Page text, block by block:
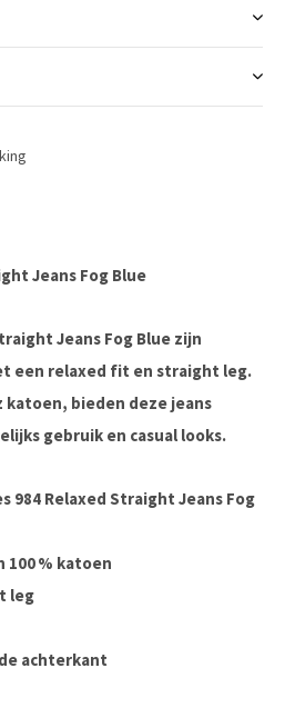
Jeans Fog Blue
Jeans Fog Blue zijn
een relaxed fit en straight leg.
katoen, bieden deze jeans
gebruik en casual looks.
984 Relaxed Straight Jeans Fog
100 % katoen
leg
achterkant